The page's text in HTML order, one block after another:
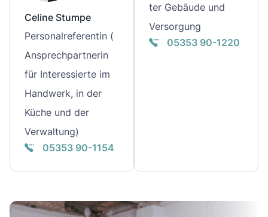
Celine Stumpe
Personalreferentin (
Ansprechpartnerin
für Interessierte im
Handwerk, in der
Küche und der
Verwaltung)
05353 90-1154
ter Gebäude und
Versorgung
05353 90-1220